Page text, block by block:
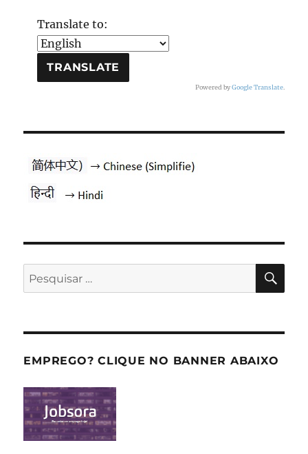
Translate to:
Powered byGoogle Translate.
Pesquisar
por:
EMPREGO? CLIQUE NO BANNER ABAIXO